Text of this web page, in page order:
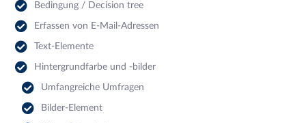
Bedingung / Decision tree
Erfassen von E-Mail-Adressen
Text-Elemente
Hintergrundfarbe und -bilder
Umfangreiche Umfragen
Bilder-Element